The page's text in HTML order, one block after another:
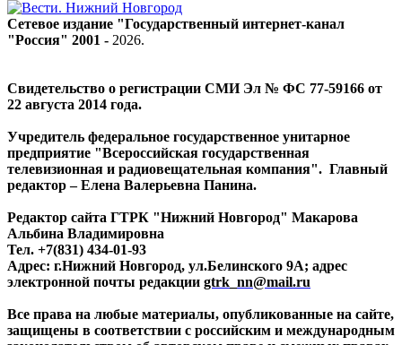
Сетевое издание "Государственный интернет-канал
"Россия" 2001 - 2026.
Свидетельство о регистрации СМИ Эл № ФС 77-59166 от
22 августа 2014 года.
Учредитель федеральное государственное унитарное
предприятие "Всероссийская государственная
телевизионная и радиовещательная компания". Главный
редактор – Елена Валерьевна Панина.
Редактор сайта ГТРК "Нижний Новгород" Макарова
Альбина Владимировна
Тел. +7(831) 434-01-93
Адрес: г.Нижний Новгород, ул.Белинского 9А; адрес
электронной почты редакции gtrk_nn@mail.ru
Все права на любые материалы, опубликованные на сайте,
защищены в соответствии с российским и международным